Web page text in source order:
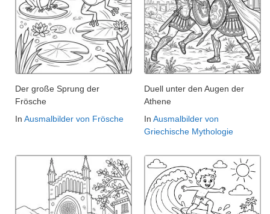
Der große Sprung der
Frösche
In Ausmalbilder von Frösche
Duell unter den Augen der
Athene
In Ausmalbilder von
Griechische Mythologie